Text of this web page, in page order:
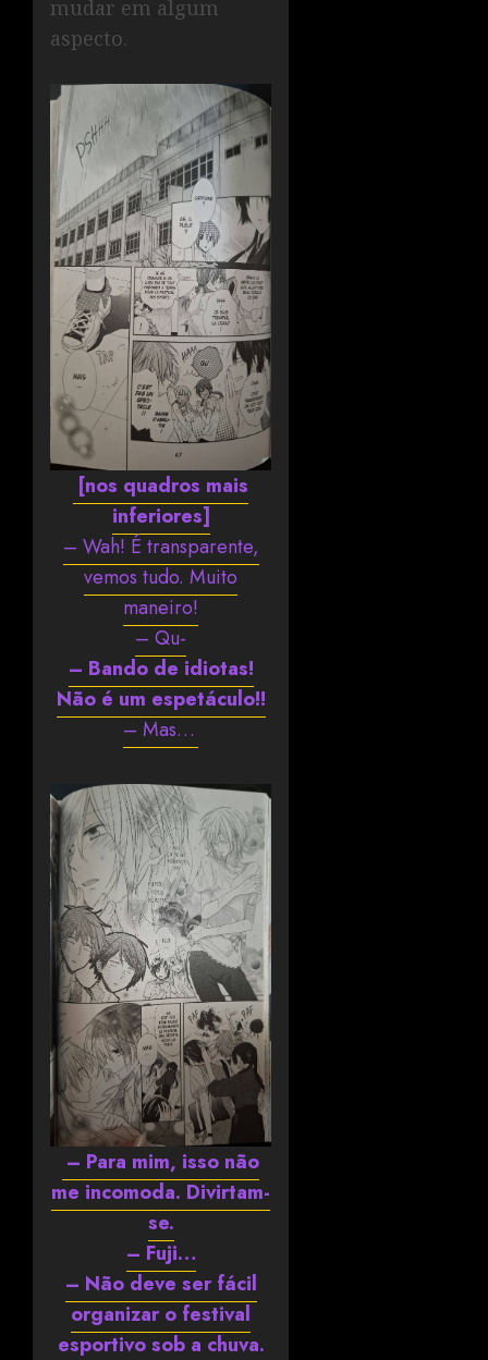
mudar em algum
aspecto.
[nos quadros mais
inferiores]
– Wah! É transparente,
vemos tudo. Muito
maneiro!
– Qu-
– Bando de idiotas!
Não é um espetáculo!!
– Mas…
– Para mim, isso não
me incomoda. Divirtam-
se.
– Fuji…
– Não deve ser fácil
organizar o festival
esportivo sob a chuva.